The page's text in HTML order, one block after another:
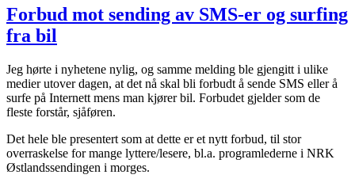
kobberkabel
–
Forbud mot sending av SMS-er og surfing
fra bil
Jeg hørte i nyhetene nylig, og samme melding ble gjengitt i ulike
medier utover dagen, at det nå skal bli forbudt å sende SMS eller å
surfe på Internett mens man kjører bil. Forbudet gjelder som de
fleste forstår, sjåføren.
Det hele ble presentert som at dette er et nytt forbud, til stor
overraskelse for mange lyttere/lesere, bl.a. programlederne i NRK
Østlandssendingen i morges.